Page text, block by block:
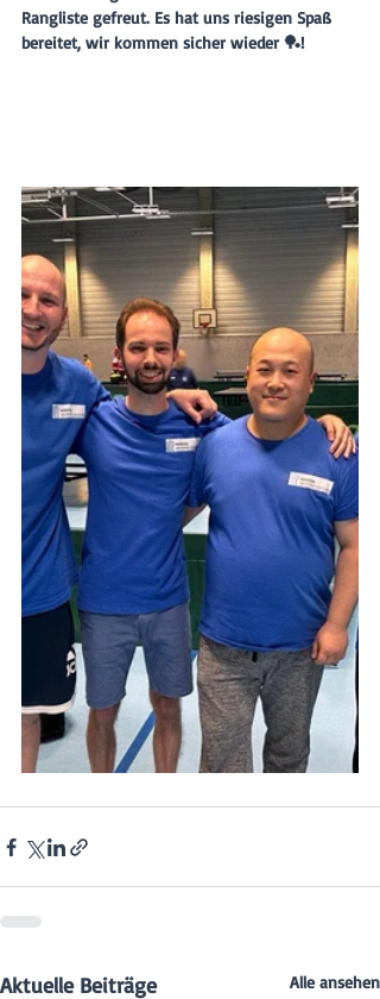
Rangliste gefreut. Es hat uns riesigen Spaß
bereitet, wir kommen sicher wieder 🏓!
Aktuelle Beiträge Alle ansehen